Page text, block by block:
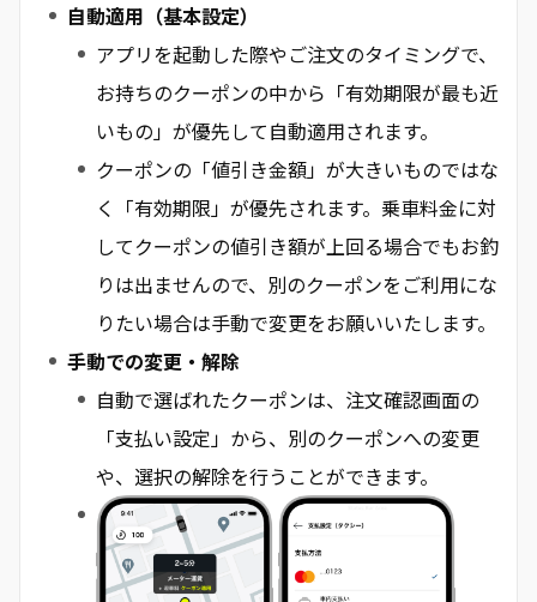
自動適用（基本設定）
アプリを起動した際やご注文のタイミングで、
お持ちのクーポンの中から「有効期限が最も近
いもの」が優先して自動適用されます。
クーポンの「値引き金額」が大きいものではな
く「有効期限」が優先されます。乗車料金に対
してクーポンの値引き額が上回る場合でもお釣
りは出ませんので、別のクーポンをご利用にな
りたい場合は手動で変更をお願いいたします。
手動での変更・解除
自動で選ばれたクーポンは、注文確認画面の
「支払い設定」から、別のクーポンへの変更
や、選択の解除を行うことができます。